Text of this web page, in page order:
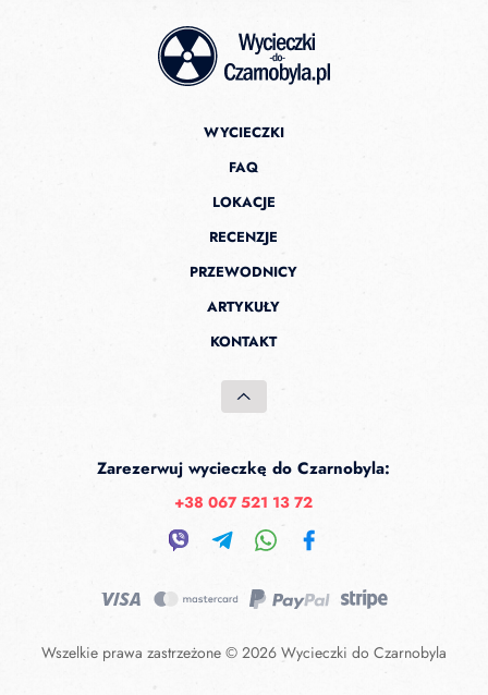
WYCIECZKI
FAQ
LOKACJE
RECENZJE
PRZEWODNICY
ARTYKUŁY
KONTAKT
Zarezerwuj wycieczkę do Czarnobyla:
+38 067 521 13 72
Wszelkie prawa zastrzeżone © 2026 Wycieczki do Czarnobyla